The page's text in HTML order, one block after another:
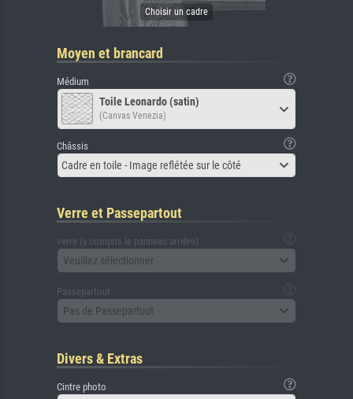
Moyen et brancard
Médium
Toile Leonardo (satin)
(Canvas Venezia)
Châssis
Cadre en toile - Image reflétée sur le côté
Verre et Passepartout
verre (y compris le panneau arrière)
Veuillez sélectionner
Passepartout
Pas de Passepartout
Divers & Extras
Cintre photo